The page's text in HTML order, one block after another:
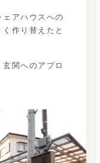
アハウスへの
作り替えたと
関へのアプロ